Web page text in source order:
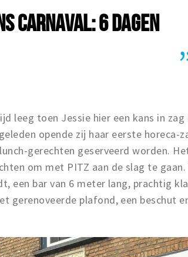
CARNAVAL: 6 DAGEN
leeg toen Jessie hier een kans in
opende zij haar eerste horeca-
gerechten geserveerd worden.
om met PITZ aan de slag te
een bar van 6 meter lang, prachtig
gerenoveerde plafond, een beschut